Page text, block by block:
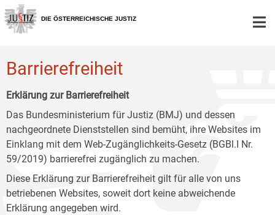
Zur
Hauptnavigation
[1]
Zum
Inhalt
[2]
Zum
Untermenü
[3]
DIE ÖSTERREICHISCHE JUSTIZ
Barrierefreiheit
Erklärung zur Barrierefreiheit
Das Bundesministerium für Justiz (BMJ) und dessen
nachgeordnete Dienststellen sind bemüht, ihre Websites im
Einklang mit dem Web-Zugänglichkeits-Gesetz (BGBl.I Nr.
59/2019) barrierefrei zugänglich zu machen.
Diese Erklärung zur Barrierefreiheit gilt für alle von uns
betriebenen Websites, soweit dort keine abweichende
Erklärung angegeben wird.